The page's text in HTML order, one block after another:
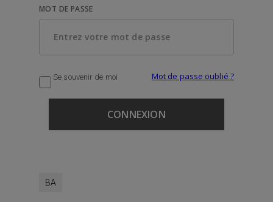
MOT DE PASSE
Se souvenir de moi Mot de passe oublié ?
BA